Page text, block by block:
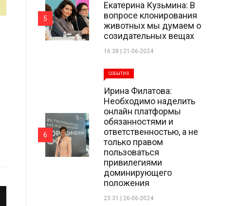
Екатерина Кузьмина: В
вопросе клонирования
животных мы думаем о
созидательных вещах
16:38 | 21-06-2024
5
СОБЫТИЯ
Ирина Филатова:
Необходимо наделить
онлайн платформы
обязанностями и
ответственностью, а не
только правом
пользоваться
привилегиями
доминирующего
положения
23:31 | 26-06-2024
6